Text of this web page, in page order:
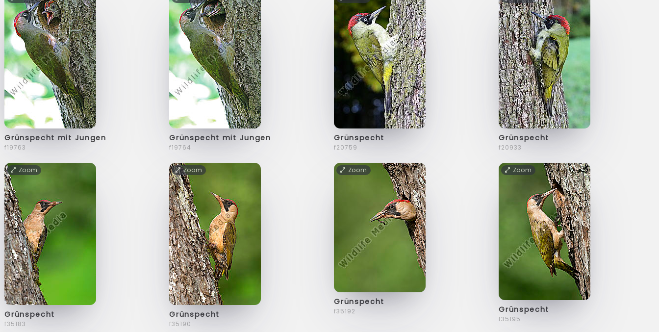
Grünspecht mit Jungen
f19763
Grünspecht mit Jungen
f19764
Grünspecht
f20759
Grünspecht
f20933
Zoom
Grünspecht
f35183
Zoom
Grünspecht
f35190
Zoom
Grünspecht
f35192
Zoom
Grünspecht
f35195